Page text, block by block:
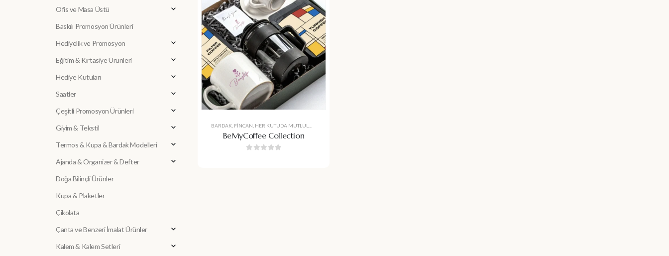
BARDAK FINCAN HER KUTUDA MUTLULUK
BeMyCoffee Collection
Ofis ve Masa Üstü
Baskılı Promosyon Ürünleri
Hediyelik ve Promosyon
Eğitim & Kırtasiye Ürünleri
Hediye Kutuları
Saatler
Çeşitli Promosyon Ürünleri
Giyim & Tekstil
Termos & Kupa & Bardak Modelleri
Ajanda & Organizer & Defter
Doğa Bilinçli Ürünler
Kupa & Plaketler
Çikolata
Çanta ve Benzeri İmalat Ürünler
Kalem & Kalem Setleri